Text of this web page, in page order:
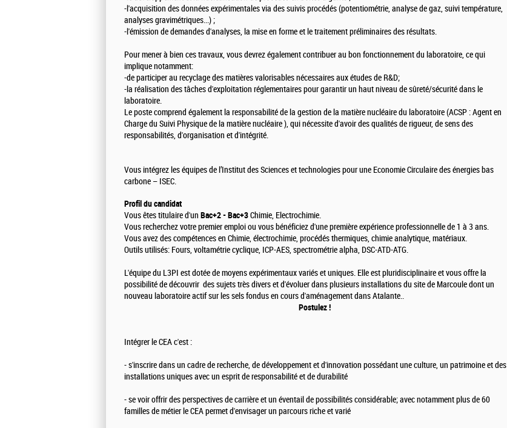
-l'acquisition des données expérimentales via des suivis procédés (potentiométrie, analyse de gaz, suivi température,
analyses gravimétriques...) ;
-l'émission de demandes d'analyses, la mise en forme et le traitement préliminaires des résultats.
Pour mener à bien ces travaux, vous devrez également contribuer au bon fonctionnement du laboratoire, ce qui
implique notamment:
-de participer au recyclage des matières valorisables nécessaires aux études de R&D;
-la réalisation des tâches d'exploitation réglementaires pour garantir un haut niveau de sûreté/sécurité dans le
laboratoire.
Le poste comprend également la responsabilité de la gestion de la matière nucléaire du laboratoire (ACSP : Agent en
Charge du Suivi Physique de la matière nucléaire ), qui nécessite d'avoir des qualités de rigueur, de sens des
responsabilités, d'organisation et d'intégrité.
Vous intégrez les équipes de l’Institut des Sciences et technologies pour une Economie Circulaire des énergies bas
carbone – ISEC.
Profil du candidat
Vous êtes titulaire d'un Bac+2 - Bac+3Chimie, Electrochimie.
Vous recherchez votre premier emploi ou vous bénéficiez d'une première expérience professionnelle de 1 à 3 ans.
Vous avez des compétences en Chimie, électrochimie, procédés thermiques, chimie analytique, matériaux.
Outils utilisés: Fours, voltamétrie cyclique, ICP-AES, spectrométrie alpha, DSC-ATD-ATG.
L'équipe du L3PI est dotée de moyens expérimentaux variés et uniques. Elle est pluridisciplinaire et vous offre la
possibilité de découvrir des sujets très divers et d'évoluer dans plusieurs installations du site de Marcoule dont un
nouveau laboratoire actif sur les sels fondus en cours d'aménagement dans Atalante..
Postulez !
Intégrer le CEA c'est :
- s'inscrire dans un cadre de recherche, de développement et d'innovation possédant une culture, un patrimoine et des
installations uniques avec un esprit de responsabilité et de durabilité
- se voir offrir des perspectives de carrière et un éventail de possibilités considérable; avec notamment plus de 60
familles de métier le CEA permet d'envisager un parcours riche et varié